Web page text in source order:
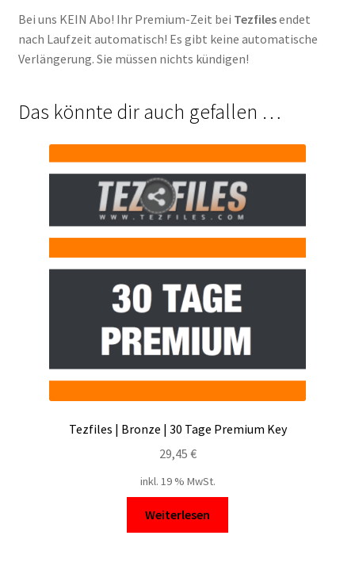
Bei uns KEIN Abo! Ihr Premium-Zeit bei Tezfilesendet
nach Laufzeit automatisch! Es gibt keine automatische
Verlängerung. Sie müssen nichts kündigen!
Das könnte dir auch gefallen …
Tezfiles | Bronze | 30 Tage Premium Key
29,45 €
inkl. 19 % MwSt.
Weiterlesen